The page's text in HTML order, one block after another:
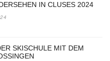
IN CLUSES 2024
SKISCHULE MIT DEM